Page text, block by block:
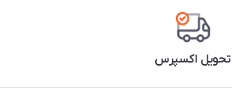
تحویل اکسپرس